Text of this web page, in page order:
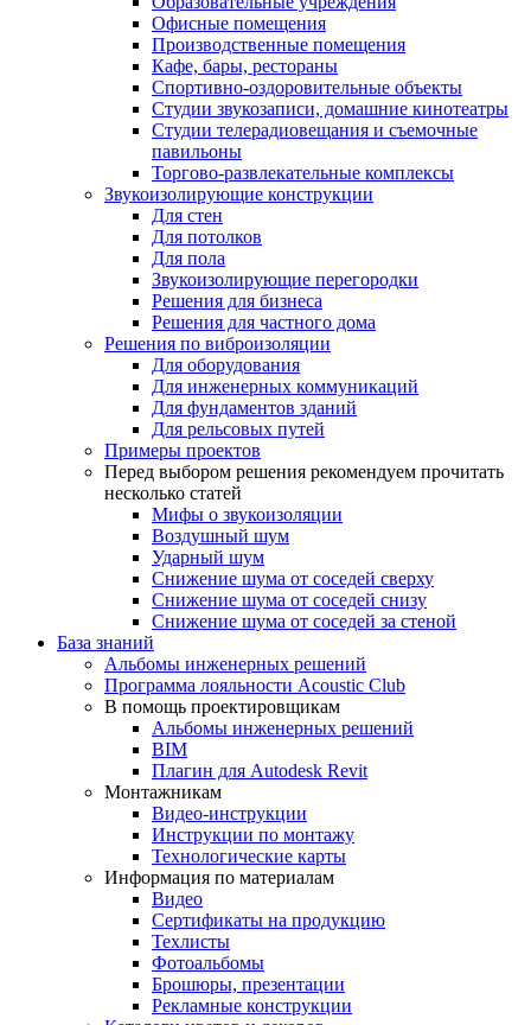
Офисные помещения
Производственные помещения
Кафе, бары, рестораны
Спортивно-оздоровительные объекты
Студии звукозаписи, домашние кинотеатры
Студии телерадиовещания и съемочные
павильоны
Торгово-развлекательные комплексы
Звукоизолирующие конструкции
Для стен
Для потолков
Для пола
Звукоизолирующие перегородки
Решения для бизнеса
Решения для частного дома
Решения по виброизоляции
Для оборудования
Для инженерных коммуникаций
Для фундаментов зданий
Для рельсовых путей
Примеры проектов
Перед выбором решения рекомендуем прочитать
несколько статей
Мифы о звукоизоляции
Воздушный шум
Ударный шум
Снижение шума от соседей сверху
Снижение шума от соседей снизу
Снижение шума от соседей за стеной
База знаний
Альбомы инженерных решений
Программа лояльности Acoustic Club
В помощь проектировщикам
Альбомы инженерных решений
BIM
Плагин для Autodesk Revit
Монтажникам
Видео-инструкции
Инструкции по монтажу
Технологические карты
Информация по материалам
Видео
Сертификаты на продукцию
Техлисты
Фотоальбомы
Брошюры, презентации
Рекламные конструкции